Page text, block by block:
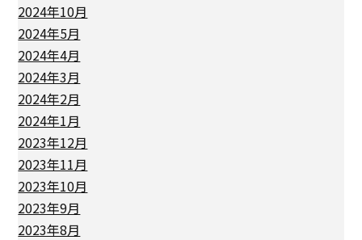
2024年10月
2024年5月
2024年4月
2024年3月
2024年2月
2024年1月
2023年12月
2023年11月
2023年10月
2023年9月
2023年8月